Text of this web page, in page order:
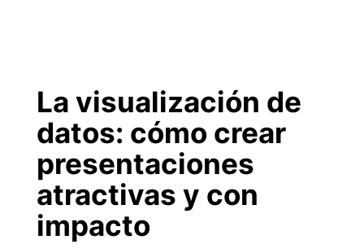
La visualización de
datos: cómo crear
presentaciones
atractivas y con
impacto